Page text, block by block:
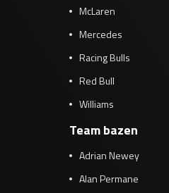
McLaren
Mercedes
Racing Bulls
Red Bull
Williams
Team bazen
Adrian Newey
Alan Permane